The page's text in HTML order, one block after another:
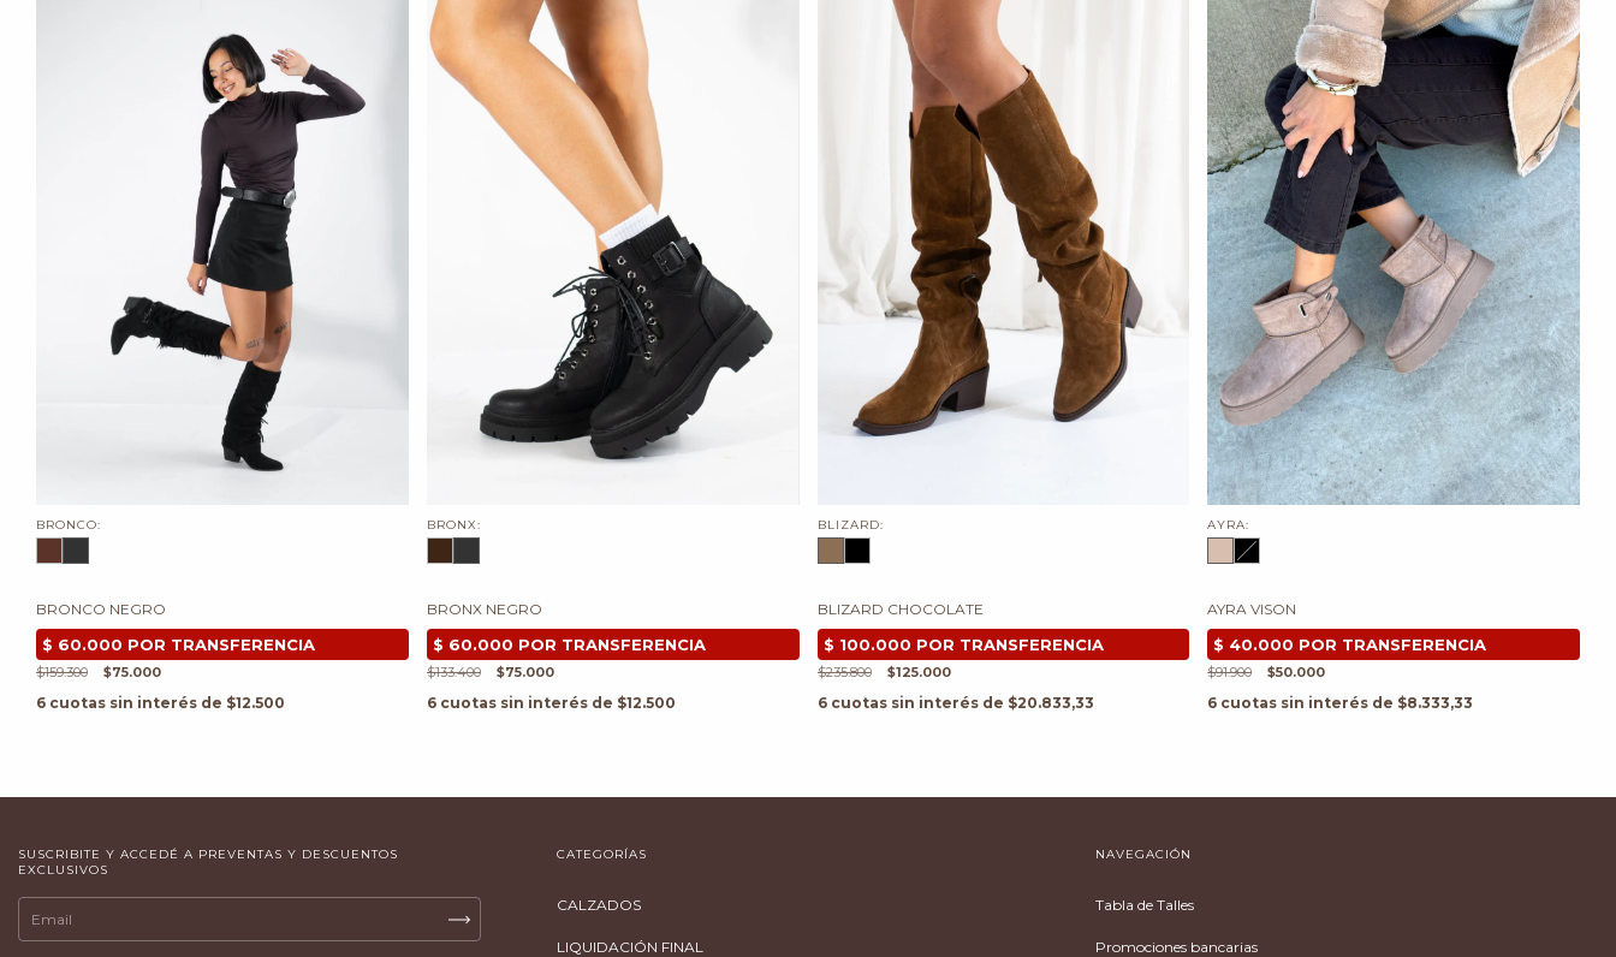
BRONCO:
BRONCO NEGRO
$159.300 $75.000
6 cuotas sin interés de $12.500
BRONX:
BRONX NEGRO
$133.400 $75.000
6 cuotas sin interés de $12.500
BLIZARD:
BLIZARD CHOCOLATE
$235.800 $125.000
6 cuotas sin interés de $20.833,33
AYRA:
AYRA VISON
$91.900 $50.000
6 cuotas sin interés de $8.333,33
SUSCRIBITE Y ACCEDÉ A PREVENTAS Y DESCUENTOS
EXCLUSIVOS
CATEGORÍAS
CALZADOS
LIQUIDACIÓN FINAL
NAVEGACIÓN
Tabla de Talles
Promociones bancarias